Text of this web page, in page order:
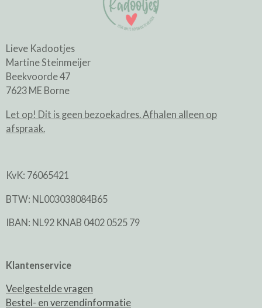
Lieve Kadootjes
Martine Steinmeijer
Beekvoorde 47
7623 ME Borne
Let op! Dit is geen bezoekadres. Afhalen alleen op
afspraak.
KvK: 76065421
BTW: NL003038084B65
IBAN: NL92 KNAB 0402 0525 79
Klantenservice
Veelgestelde vragen
Bestel- en verzendinformatie